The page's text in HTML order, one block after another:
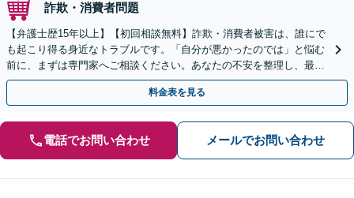
詐欺・消費者問題
【弁護士歴15年以上】【初回相談無料】詐欺・消費者被害は、誰にで
も起こり得る身近なトラブルです。「自分が悪かったのでは」と悩む
前に、まずは専門家へご相談ください。あなたの不安を整理し、最善
の解決策へ導きます。【電話・メール・WEB相談可】
料金表を見る
電話でお問い合わせ メールでお問い合わせ